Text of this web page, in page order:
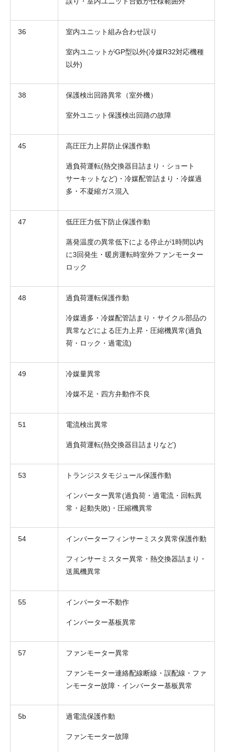
36 室内ユニット組み合わせ誤り
室内ユニットがGP型以外(冷媒R32対応機種
以外)
38 保護検出回路異常（室外機）
室外ユニット保護検出回路の故障
45 高圧圧力上昇防止保護作動
過負荷運転(熱交換器目詰まり・ショート
サーキットなど)・冷媒配管詰まり・冷媒過
多・不凝縮ガス混入
47 低圧圧力低下防止保護作動
蒸発温度の異常低下による停止が1時間以内
に3回発生・暖房運転時室外ファンモーター
ロック
48 過負荷運転保護作動
冷媒過多・冷媒配管詰まり・サイクル部品の
異常などによる圧力上昇・圧縮機異常(過負
荷・ロック・過電流)
49 冷媒量異常
冷媒不足・四方弁動作不良
51 電流検出異常
過負荷運転(熱交換器目詰まりなど)
53 トランジスタモジュール保護作動
インバーター異常(過負荷・過電流・回転異
常・起動失敗)・圧縮機異常
54 インバーターフィンサーミスタ異常保護作動
フィンサーミスター異常・熱交換器詰まり・
送風機異常
55 インバーター不動作
インバーター基板異常
57 ファンモーター異常
ファンモーター連絡配線断線・誤配線・ファ
ンモーター故障・インバーター基板異常
5b 過電流保護作動
ファンモーター故障
(ご選択ください)